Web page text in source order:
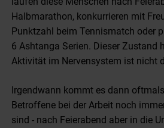
Halbmarathon, konkurrieren mit
Punktzahl beim Tennismatch oder
6 Ashtanga Serien. Dieser Zustand
Aktivität im Nervensystem ist nicht
Irgendwann kommt es dann
Betroffene bei der Arbeit noch
sind - nach Feierabend aber in die